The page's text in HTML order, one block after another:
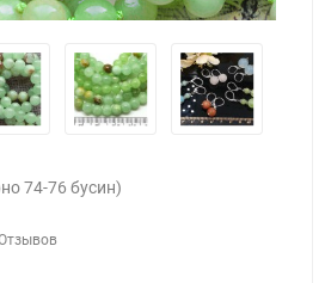
74-76 бусин)